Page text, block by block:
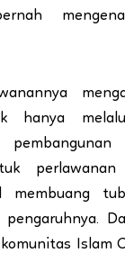
hanya
membuang
pengaruhnya.
Islam